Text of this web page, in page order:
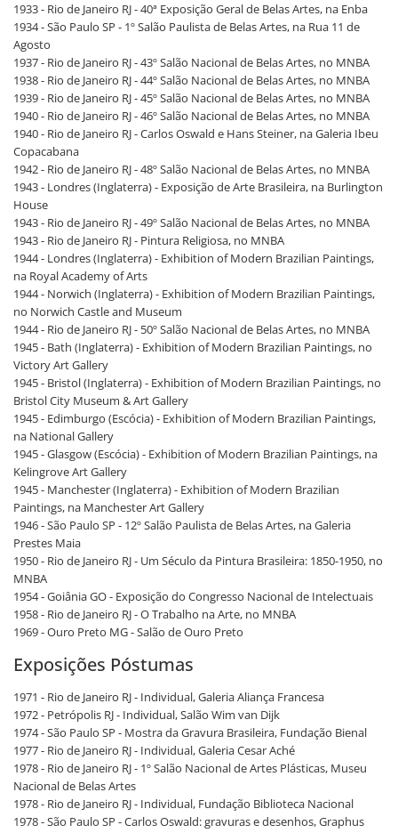
1933 - Rio de Janeiro RJ - 40ª Exposição Geral de Belas Artes, na Enba
1934 - São Paulo SP - 1º Salão Paulista de Belas Artes, na Rua 11 de
Agosto
1937 - Rio de Janeiro RJ - 43º Salão Nacional de Belas Artes, no MNBA
1938 - Rio de Janeiro RJ - 44º Salão Nacional de Belas Artes, no MNBA
1939 - Rio de Janeiro RJ - 45º Salão Nacional de Belas Artes, no MNBA
1940 - Rio de Janeiro RJ - 46º Salão Nacional de Belas Artes, no MNBA
1940 - Rio de Janeiro RJ - Carlos Oswald e Hans Steiner, na Galeria Ibeu
Copacabana
1942 - Rio de Janeiro RJ - 48º Salão Nacional de Belas Artes, no MNBA
1943 - Londres (Inglaterra) - Exposição de Arte Brasileira, na Burlington
House
1943 - Rio de Janeiro RJ - 49º Salão Nacional de Belas Artes, no MNBA
1943 - Rio de Janeiro RJ - Pintura Religiosa, no MNBA
1944 - Londres (Inglaterra) - Exhibition of Modern Brazilian Paintings,
na Royal Academy of Arts
1944 - Norwich (Inglaterra) - Exhibition of Modern Brazilian Paintings,
no Norwich Castle and Museum
1944 - Rio de Janeiro RJ - 50º Salão Nacional de Belas Artes, no MNBA
1945 - Bath (Inglaterra) - Exhibition of Modern Brazilian Paintings, no
Victory Art Gallery
1945 - Bristol (Inglaterra) - Exhibition of Modern Brazilian Paintings, no
Bristol City Museum & Art Gallery
1945 - Edimburgo (Escócia) - Exhibition of Modern Brazilian Paintings,
na National Gallery
1945 - Glasgow (Escócia) - Exhibition of Modern Brazilian Paintings, na
Kelingrove Art Gallery
1945 - Manchester (Inglaterra) - Exhibition of Modern Brazilian
Paintings, na Manchester Art Gallery
1946 - São Paulo SP - 12º Salão Paulista de Belas Artes, na Galeria
Prestes Maia
1950 - Rio de Janeiro RJ - Um Século da Pintura Brasileira: 1850-1950, no
MNBA
1954 - Goiânia GO - Exposição do Congresso Nacional de Intelectuais
1958 - Rio de Janeiro RJ - O Trabalho na Arte, no MNBA
1969 - Ouro Preto MG - Salão de Ouro Preto
Exposições Póstumas
1971 - Rio de Janeiro RJ - Individual, Galeria Aliança Francesa
1972 - Petrópolis RJ - Individual, Salão Wim van Dijk
1974 - São Paulo SP - Mostra da Gravura Brasileira, Fundação Bienal
1977 - Rio de Janeiro RJ - Individual, Galeria Cesar Aché
1978 - Rio de Janeiro RJ - 1º Salão Nacional de Artes Plásticas, Museu
Nacional de Belas Artes
1978 - Rio de Janeiro RJ - Individual, Fundação Biblioteca Nacional
1978 - São Paulo SP - Carlos Oswald: gravuras e desenhos, Graphus